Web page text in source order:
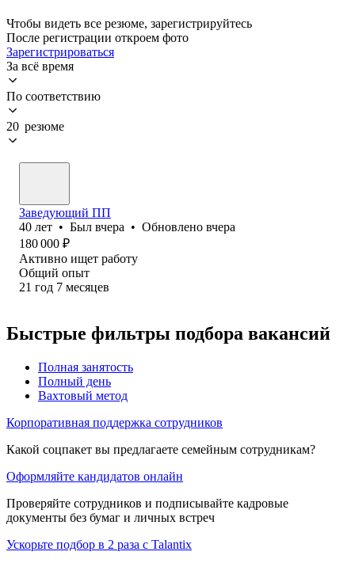
Чтобы видеть все резюме, зарегистрируйтесь
После регистрации откроем фото
Зарегистрироваться
За всё время
По соответствию
20 резюме
Заведующий ПП
40 лет • Был вчера • Обновлено вчера
180 000 ₽
Активно ищет работу
Общий опыт
21 год 7 месяцев
Быстрые фильтры подбора вакансий
Полная занятость
Полный день
Вахтовый метод
Корпоративная поддержка сотрудников
Какой соцпакет вы предлагаете семейным сотрудникам?
Оформляйте кандидатов онлайн
Проверяйте сотрудников и подписывайте кадровые
документы без бумаг и личных встреч
Ускорьте подбор в 2 раза с Talantix